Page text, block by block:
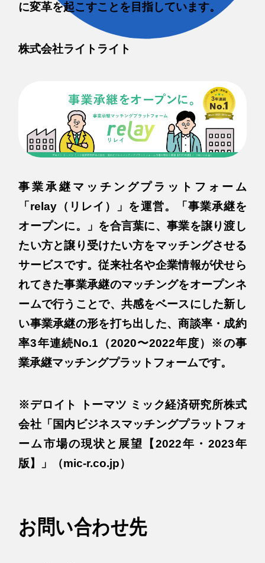
に変革を起こすことを目指しています。
株式会社ライトライト
事業承継マッチングプラットフォーム
「relay（リレイ）」を運営。「事業承継を
オープンに。」を合言葉に、事業を譲り渡し
たい方と譲り受けたい方をマッチングさせる
サービスです。従来社名や企業情報が伏せら
れてきた事業承継のマッチングをオープンネ
ームで行うことで、共感をベースにした新し
い事業承継の形を打ち出した、商談率・成約
率3年連続No.1（2020〜2022年度）※の事
業承継マッチングプラットフォームです。
※デロイト トーマツ ミック経済研究所株式
会社「国内ビジネスマッチングプラットフォ
ーム市場の現状と展望【2022年・2023年
版】」（mic-r.co.jp）
お問い合わせ先